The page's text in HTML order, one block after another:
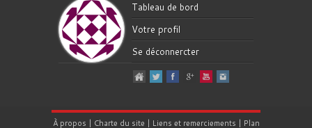
Tableau de bord
Votre profil
Se déconnercter
À propos | Charte du site | Liens et remerciements | Plan